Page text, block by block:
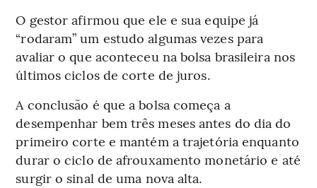
O gestor afirmou que ele e sua equipe já
“rodaram” um estudo algumas vezes para
avaliar o que aconteceu na bolsa brasileira nos
últimos ciclos de corte de juros.
A conclusão é que a bolsa começa a
desempenhar bem três meses antes do dia do
primeiro corte e mantém a trajetória enquanto
durar o ciclo de afrouxamento monetário e até
surgir o sinal de uma nova alta.